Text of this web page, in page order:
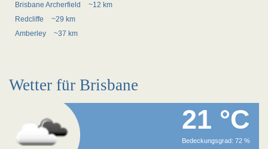
Brisbane Archerfield
~12 km
Redcliffe
~29 km
Amberley
~37 km
Wetter für Brisbane
21 °C
Bedeckungsgrad: 72 %